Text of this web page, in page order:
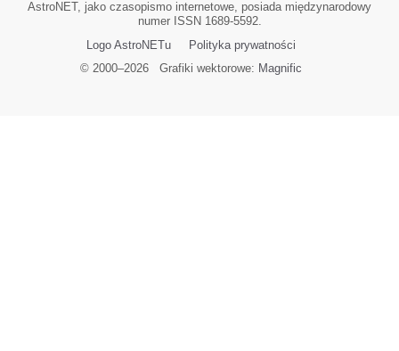
AstroNET, jako czasopismo internetowe, posiada międzynarodowy
numer ISSN 1689-5592.
Logo AstroNETu
Polityka prywatności
© 2000–2026Grafiki wektorowe: Magnific